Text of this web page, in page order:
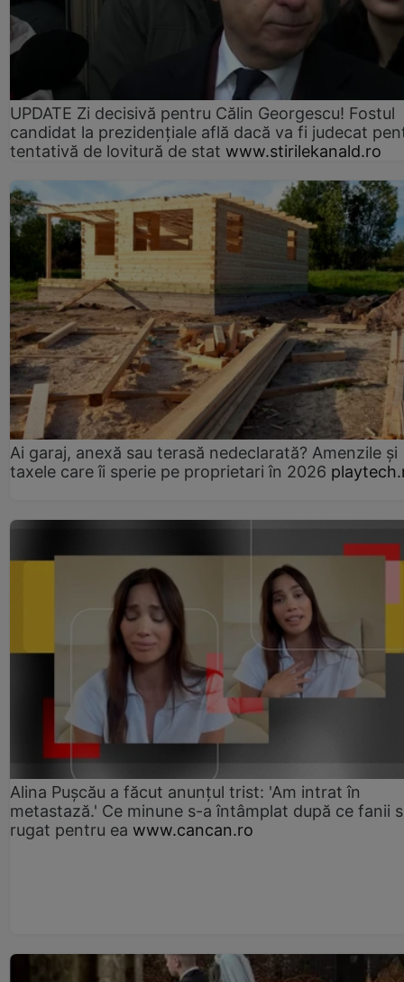
UPDATE Zi decisivă pentru Călin Georgescu! Fostul
candidat la prezidențiale află dacă va fi judecat
tentativă de lovitură de stat www.stirilekanald.ro
Ai garaj, anexă sau terasă nedeclarată? Amenzile și
taxele care îi sperie pe proprietari în 2026
Alina Pușcău a făcut anunțul trist: 'Am intrat în
metastază.' Ce minune s-a întâmplat după ce fanii
rugat pentru ea www.cancan.ro